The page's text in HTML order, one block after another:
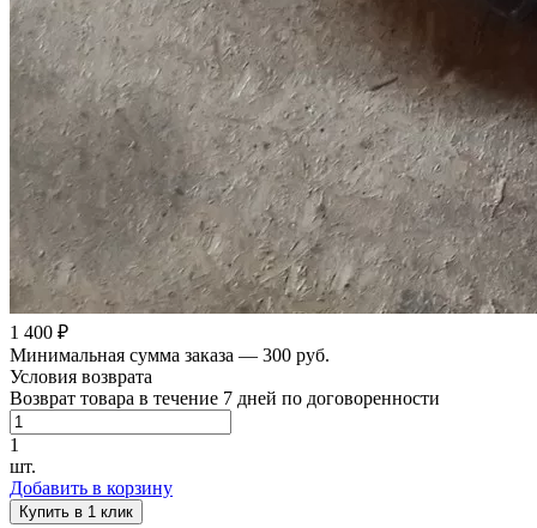
1 400 ₽
Минимальная сумма заказа — 300 руб.
Условия возврата
Возврат товара в течение 7 дней по договоренности
1
шт.
Добавить в корзину
Купить в 1 клик